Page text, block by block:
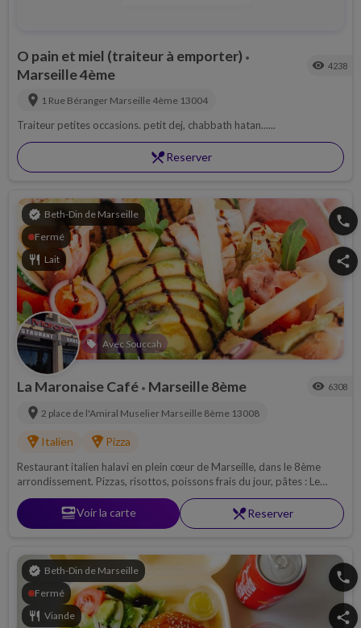
O pain et miel (traiteur à emporter) •
Marseille 4ème visibility 4238
location_on 1 Rue Béranger Marseille 4ème 13004
Traiteur petites occasions. petit dej, chabbath hatan......
restaurant_menuReserver
verified Beth-Din de Marseille
Fermé
restaurant Lait
local_offer Avec Souccah
phone
share
La Maronaise Café • Marseille 8ème visibility 6308
location_on 2 place de l'Amiral Muselier Marseille 8ème 13008
local_pizzaItalien local_pizzaPizza
Restaurant italien halavi en plein cœur de Marseille, dans le 8ème
arrondissement. Pizzas, risottos, poissons frais du jour, pâtes : Le
meilleur de l'Italie élaborée avec des produits frais et cacher.
set_mealVoir la carte restaurant_menuReserver
verified Beth-Din de Marseille
Fermé
restaurant Viande
phone
share